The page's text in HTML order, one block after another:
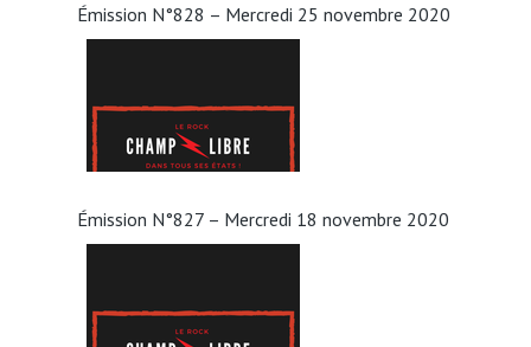
Émission N°828 – Mercredi 25 novembre 2020
Émission N°827 – Mercredi 18 novembre 2020